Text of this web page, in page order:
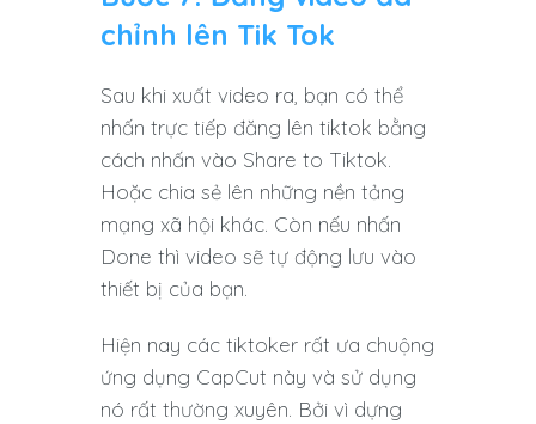
chỉnh lên Tik Tok
Sau khi xuất video ra, bạn có thể
nhấn trực tiếp đăng lên tiktok bằng
cách nhấn vào Share to Tiktok.
Hoặc chia sẻ lên những nền tảng
mạng xã hội khác. Còn nếu nhấn
Done thì video sẽ tự động lưu vào
thiết bị của bạn.
Hiện nay các tiktoker rất ưa chuộng
ứng dụng CapCut này và sử dụng
nó rất thường xuyên. Bởi vì dựng